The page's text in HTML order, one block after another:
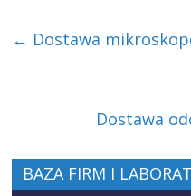
← Dostawa
Dostawa
BAZA FIRM I